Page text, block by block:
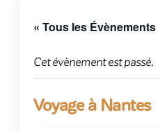
« Tous les Évènements
Cet évènement est passé.
Voyage à Nantes